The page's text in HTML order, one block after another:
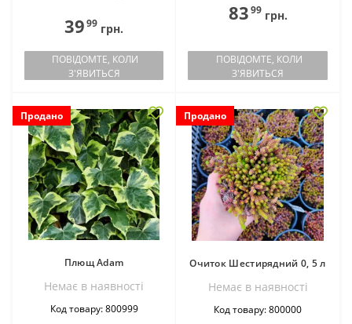
3999 грн.
ПОВІДОМТЕ, КОЛИ
З'ЯВИТЬСЯ
8399грн.
ПОВІДОМТЕ, КОЛИ
З'ЯВИТЬСЯ
Продано
Плющ Adam
Немає в наявностi
Код товару: 800999
Продано
Очиток Шестирядний 0, 5 л
Немає в наявностi
Код товару: 800000